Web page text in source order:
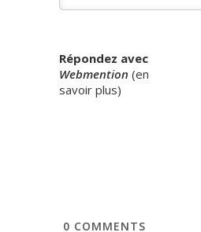
Répondez avec
Webmention (en
savoir plus)
0 COMMENTS